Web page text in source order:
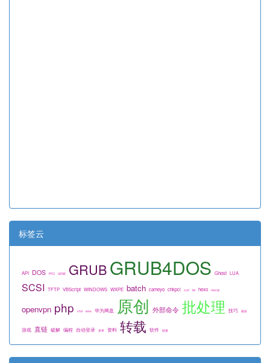
标签云
API DOS FFO GPXE GRUBGRUB4DOS Ghost LUA
SCSI TFTP VBScript WINDOWS WXPE batch cameyo chkpci curl fat hexo mssql
openvpn php vhd wee 华为网盘 原创 外部命令 批处理 技巧 模块
游戏 直链 破解 编程 自动登录 菜单 资料 转载 软件 链接